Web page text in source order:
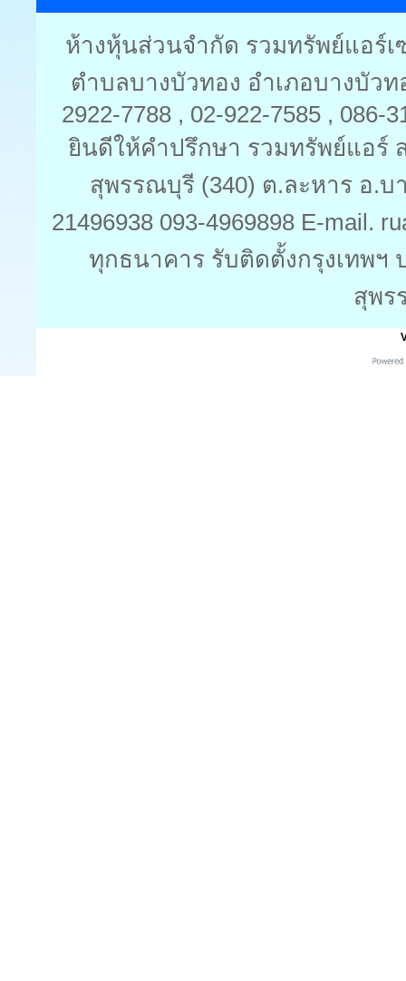
ห้างหุ้นส่วนจำกัด รวมทรัพย์แอร์
ตำบลบางบัวทอง อำเภอบางบัวท
2922-7788 , 02-922-7585 , 086-
ยินดีให้คำปรึกษา รวมทรัพย์แอร์
สุพรรณบุรี (340) ต.ละหาร อ.บ
21496938 093-4969898 E-mail.
ทุกธนาคาร รับติดตั้งกรุงเทพฯ
สุพร